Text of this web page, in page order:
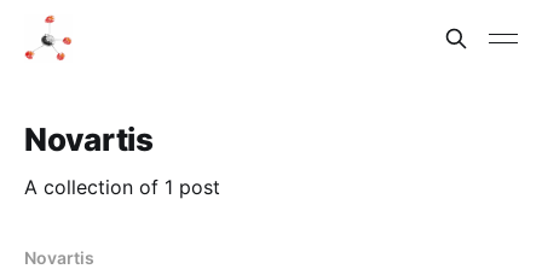
Novartis
A collection of 1 post
Novartis